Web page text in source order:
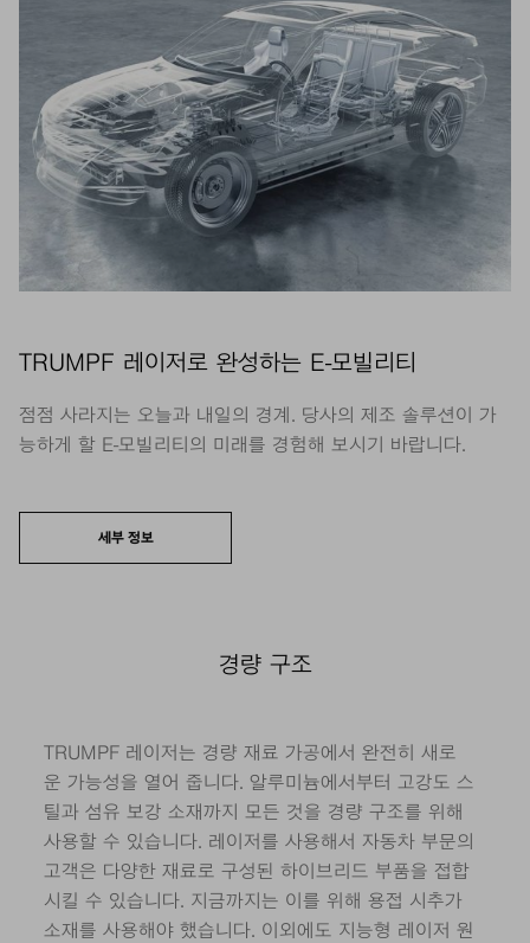
TRUMPF 레이저로 완성하는 E-모빌리티
점점 사라지는 오늘과 내일의 경계. 당사의 제조 솔루션이 가
능하게 할 E-모빌리티의 미래를 경험해 보시기 바랍니다.
세부 정보
경량 구조
TRUMPF 레이저는 경량 재료 가공에서 완전히 새로
운 가능성을 열어 줍니다. 알루미늄에서부터 고강도 스
틸과 섬유 보강 소재까지 모든 것을 경량 구조를 위해
사용할 수 있습니다. 레이저를 사용해서 자동차 부문의
고객은 다양한 재료로 구성된 하이브리드 부품을 접합
시킬 수 있습니다. 지금까지는 이를 위해 용접 시추가
소재를 사용해야 했습니다. 이외에도 지능형 레이저 원